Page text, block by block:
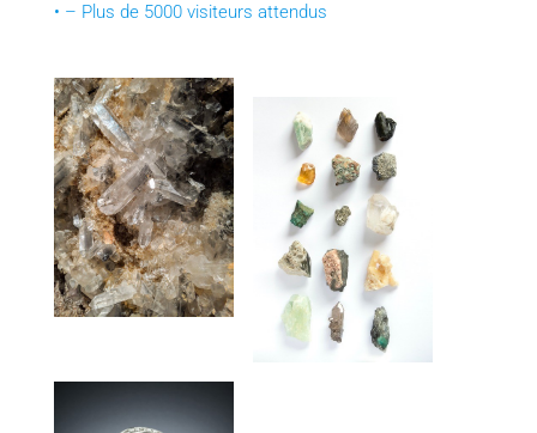
• – Plus de 5000 visiteurs attendus